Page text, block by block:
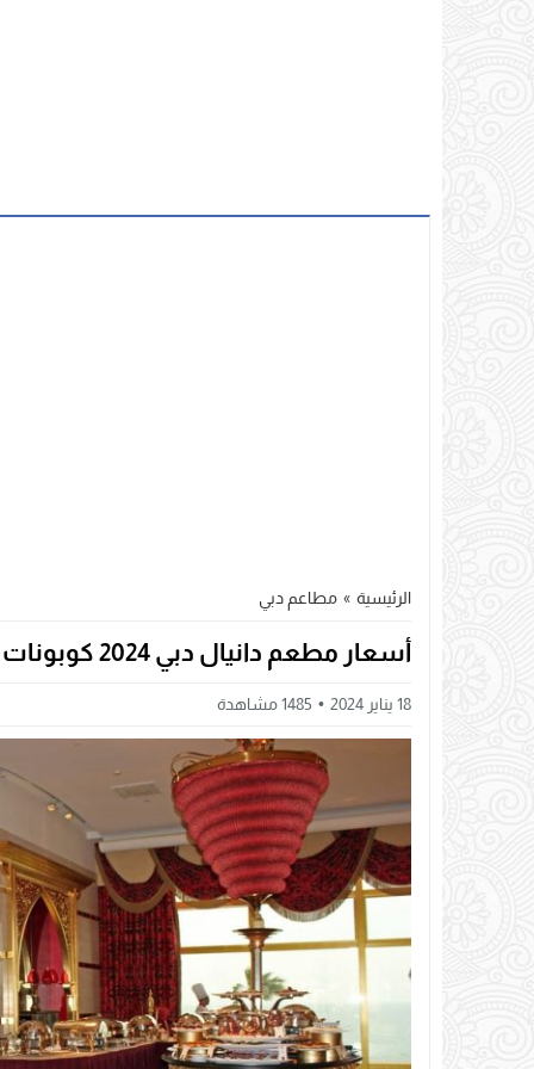
الرئيسية » مطاعم دبي
أسعار مطعم دانيال دبي 2024 كوبونات مطعم دانيال
18 يناير 2024 1485مشاهدة